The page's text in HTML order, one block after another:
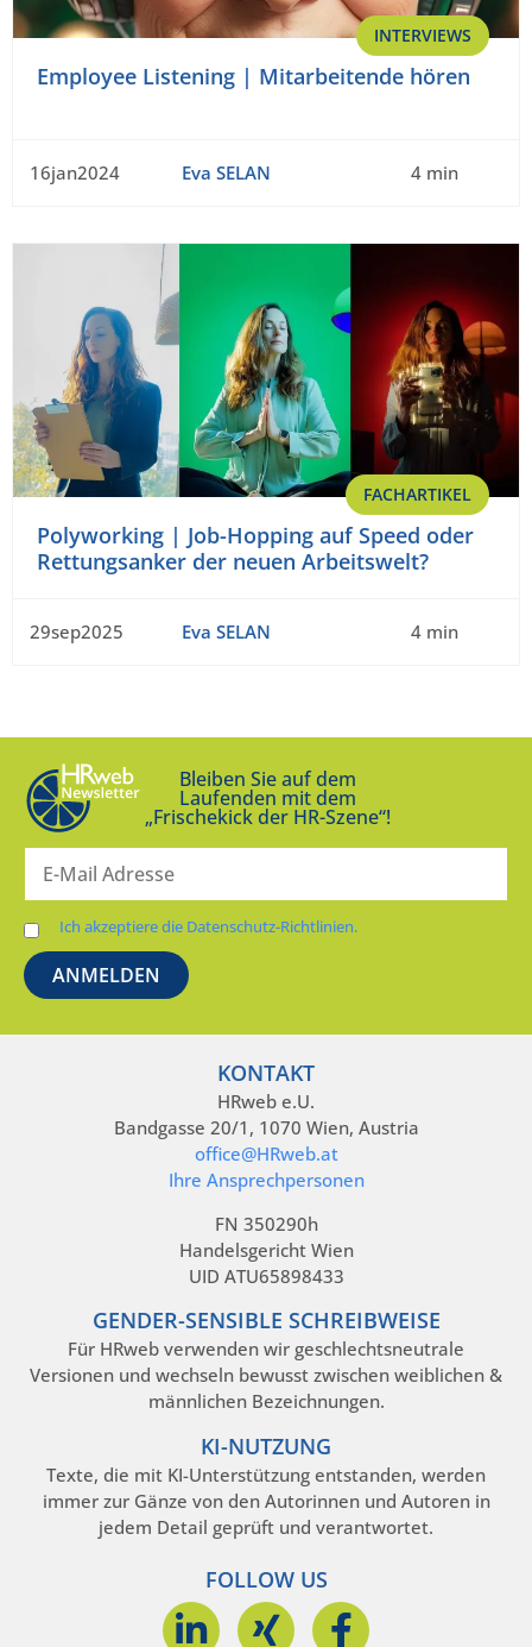
INTERVIEWS
Employee Listening | Mitarbeitende hören
16jan2024 Eva SELAN 4 min
FACHARTIKEL
Polyworking | Job-Hopping auf Speed oder
Rettungsanker der neuen Arbeitswelt?
29sep2025 Eva SELAN 4 min
Bleiben Sie auf dem
Laufenden mit dem
„Frischekick der HR-Szene“!
Ich akzeptiere die Datenschutz-Richtlinien.
KONTAKT
HRweb e.U.
Bandgasse 20/1, 1070 Wien, Austria
office@HRweb.at
Ihre Ansprechpersonen
FN 350290h
Handelsgericht Wien
UID ATU65898433
GENDER-SENSIBLE SCHREIBWEISE
Für HRweb verwenden wir geschlechtsneutrale
Versionen und wechseln bewusst zwischen weiblichen &
männlichen Bezeichnungen.
KI-NUTZUNG
Texte, die mit KI-Unterstützung entstanden, werden
immer zur Gänze von den Autorinnen und Autoren in
jedem Detail geprüft und verantwortet.
FOLLOW US